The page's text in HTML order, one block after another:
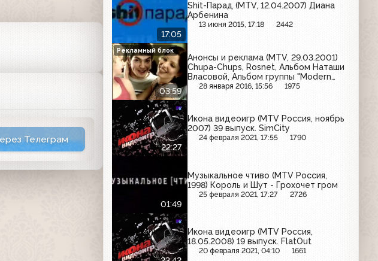
Телеграм
17:05
Shit-Парад (MTV, 12.04.2007) Диана
Арбенина
13 июня 2015, 17:18 2442
03:59
Анонсы и реклама (MTV, 29.03.2001)
Chupa-Chups, Rosnet, Альбом Наташи
Власовой, Альбом группы "Modern
Talking" - "America", Hip-Hop Info #8,
28 января 2016, 15:56 1975
Рекламный блок
22:27
Икона видеоигр (MTV Россия, ноябрь
2007) 39 выпуск. SimCity
24 февраля 2021, 17:55 1790
01:49
Музыкальное чтиво (MTV Россия,
1998) Король и Шут - Грохочет гром
25 февраля 2021, 17:27 2726
Икона видеоигр (MTV Россия,
18.05.2008) 19 выпуск. FlatOut
20 февраля 2021, 04:10 1661